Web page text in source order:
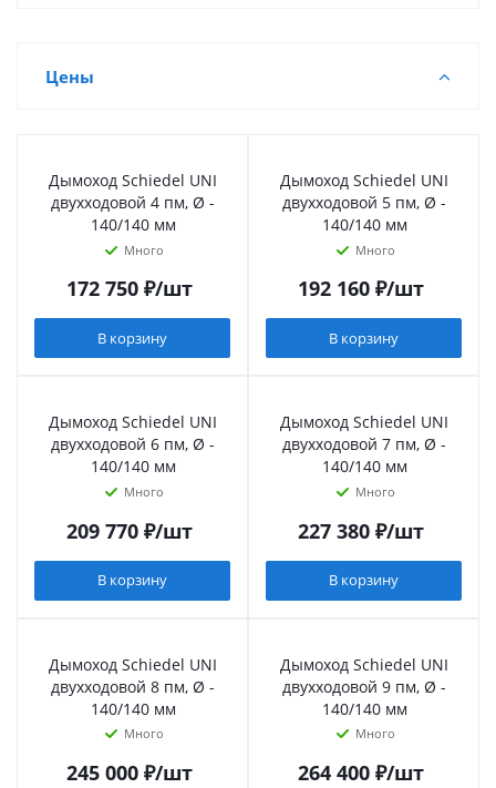
Цены
Дымоход Schiedel UNI
двухходовой 4 пм, Ø -
140/140 мм
Много
172 750₽/шт
В корзину
Дымоход Schiedel UNI
двухходовой 5 пм, Ø -
140/140 мм
Много
192 160₽/шт
В корзину
Дымоход Schiedel UNI
двухходовой 6 пм, Ø -
140/140 мм
Много
209 770₽/шт
В корзину
Дымоход Schiedel UNI
двухходовой 7 пм, Ø -
140/140 мм
Много
227 380₽/шт
В корзину
Дымоход Schiedel UNI
двухходовой 8 пм, Ø -
140/140 мм
Много
245 000₽/шт
Дымоход Schiedel UNI
двухходовой 9 пм, Ø -
140/140 мм
Много
264 400₽/шт